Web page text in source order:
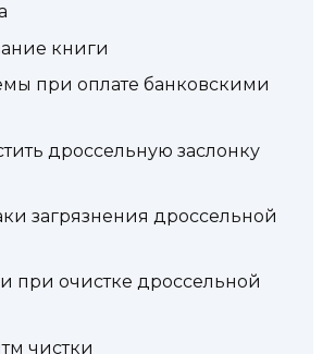
книги
при оплате банковскими
дроссельную заслонку
загрязнения дроссельной
при очистке дроссельной
чистки